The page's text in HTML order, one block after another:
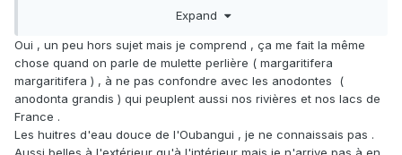
Expand
Oui , un peu hors sujet mais je comprend , ça me fait la même
chose quand on parle de mulette perlière ( margaritifera
margaritifera ) , à ne pas confondre avec les anodontes (
anodonta grandis ) qui peuplent aussi nos rivières et nos lacs de
France .
Les huitres d'eau douce de l'Oubangui , je ne connaissais pas .